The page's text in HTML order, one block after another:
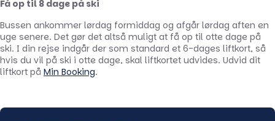
Få op til 8 dage på ski
Bussen ankommer lørdag formiddag og afgår lørdag aften en
uge senere. Det gør det altså muligt at få op til otte dage på
ski. I din rejse indgår der som standard et 6-dages liftkort, så
hvis du vil på ski i otte dage, skal liftkortet udvides. Udvid dit
liftkort på Min Booking.